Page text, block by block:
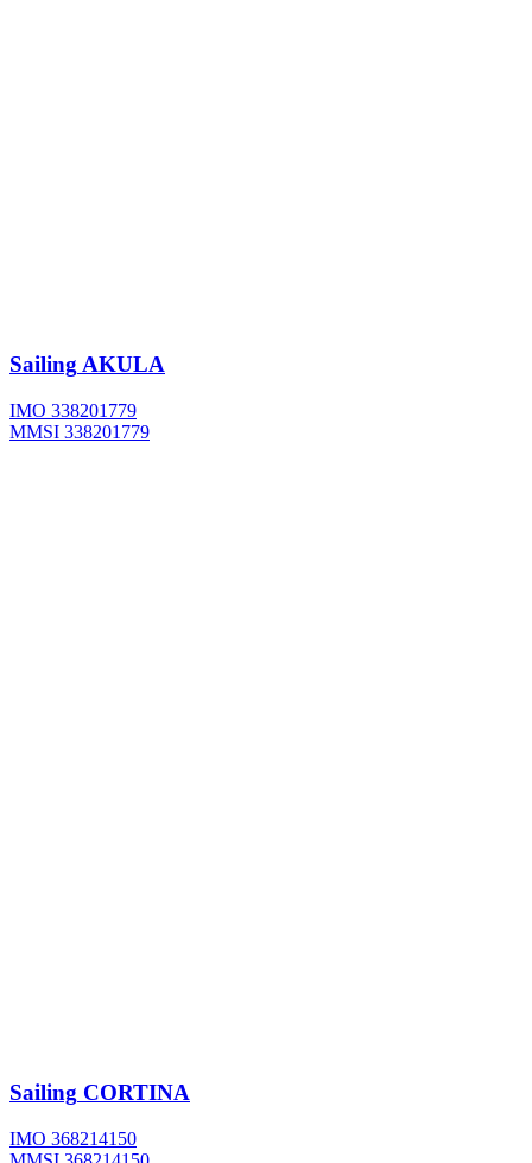
Sailing AKULA
IMO 338201779
MMSI 338201779
Sailing CORTINA
IMO 368214150